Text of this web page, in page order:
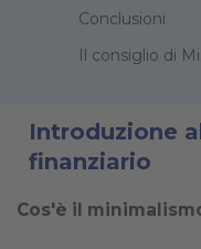
Conclusioni
Il consiglio di
Introduzione
finanziario
Cos'è il